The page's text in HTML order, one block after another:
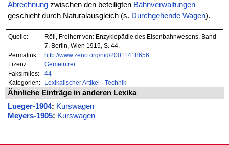
Abrechnungzwischen den beteiligten Bahnverwaltungen
geschieht durch Naturalausgleich (s. Durchgehende Wagen).
Quelle:
Röll, Freiherr von: Enzyklopädie des Eisenbahnwesens, Band
7. Berlin, Wien 1915, S. 44.
Permalink:
http://www.zeno.org/nid/20011418656
Lizenz:
Gemeinfrei
Faksimiles:
44
Kategorien:
Lexikalischer Artikel · Technik
Ähnliche Einträge in anderen Lexika
Lueger-1904: Kurswagen
Meyers-1905: Kurswagen